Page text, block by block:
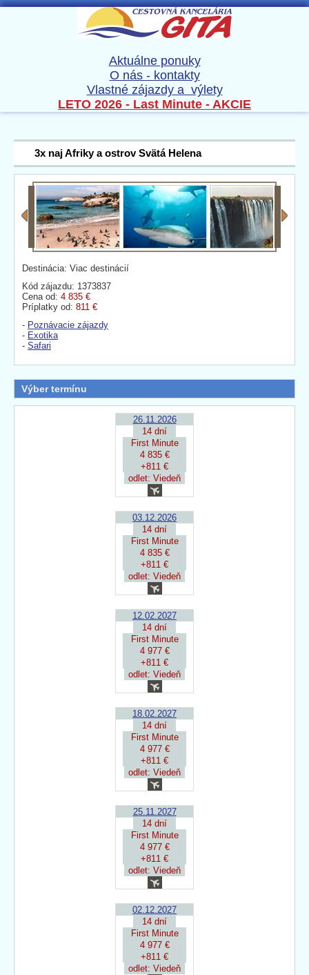
Aktuálne ponuky
O nás - kontakty
Vlastné zájazdy a výlety
LETO 2026 - Last Minute - AKCIE
3x naj Afriky a ostrov Svätá Helena
Destinácia: Viac destinácií
Kód zájazdu: 1373837
Cena od: 4 835 €
Príplatky od: 811 €
- Poznávacie zájazdy
- Exotika
- Safari
Výber termínu
26.11.2026
14 dní
First Minute
4 835 €
+811 €
odlet: Viedeň
03.12.2026
14 dní
First Minute
4 835 €
+811 €
odlet: Viedeň
12.02.2027
14 dní
First Minute
4 977 €
+811 €
odlet: Viedeň
18.02.2027
14 dní
First Minute
4 977 €
+811 €
odlet: Viedeň
25.11.2027
14 dní
First Minute
4 977 €
+811 €
odlet: Viedeň
02.12.2027
14 dní
First Minute
4 977 €
+811 €
odlet: Viedeň